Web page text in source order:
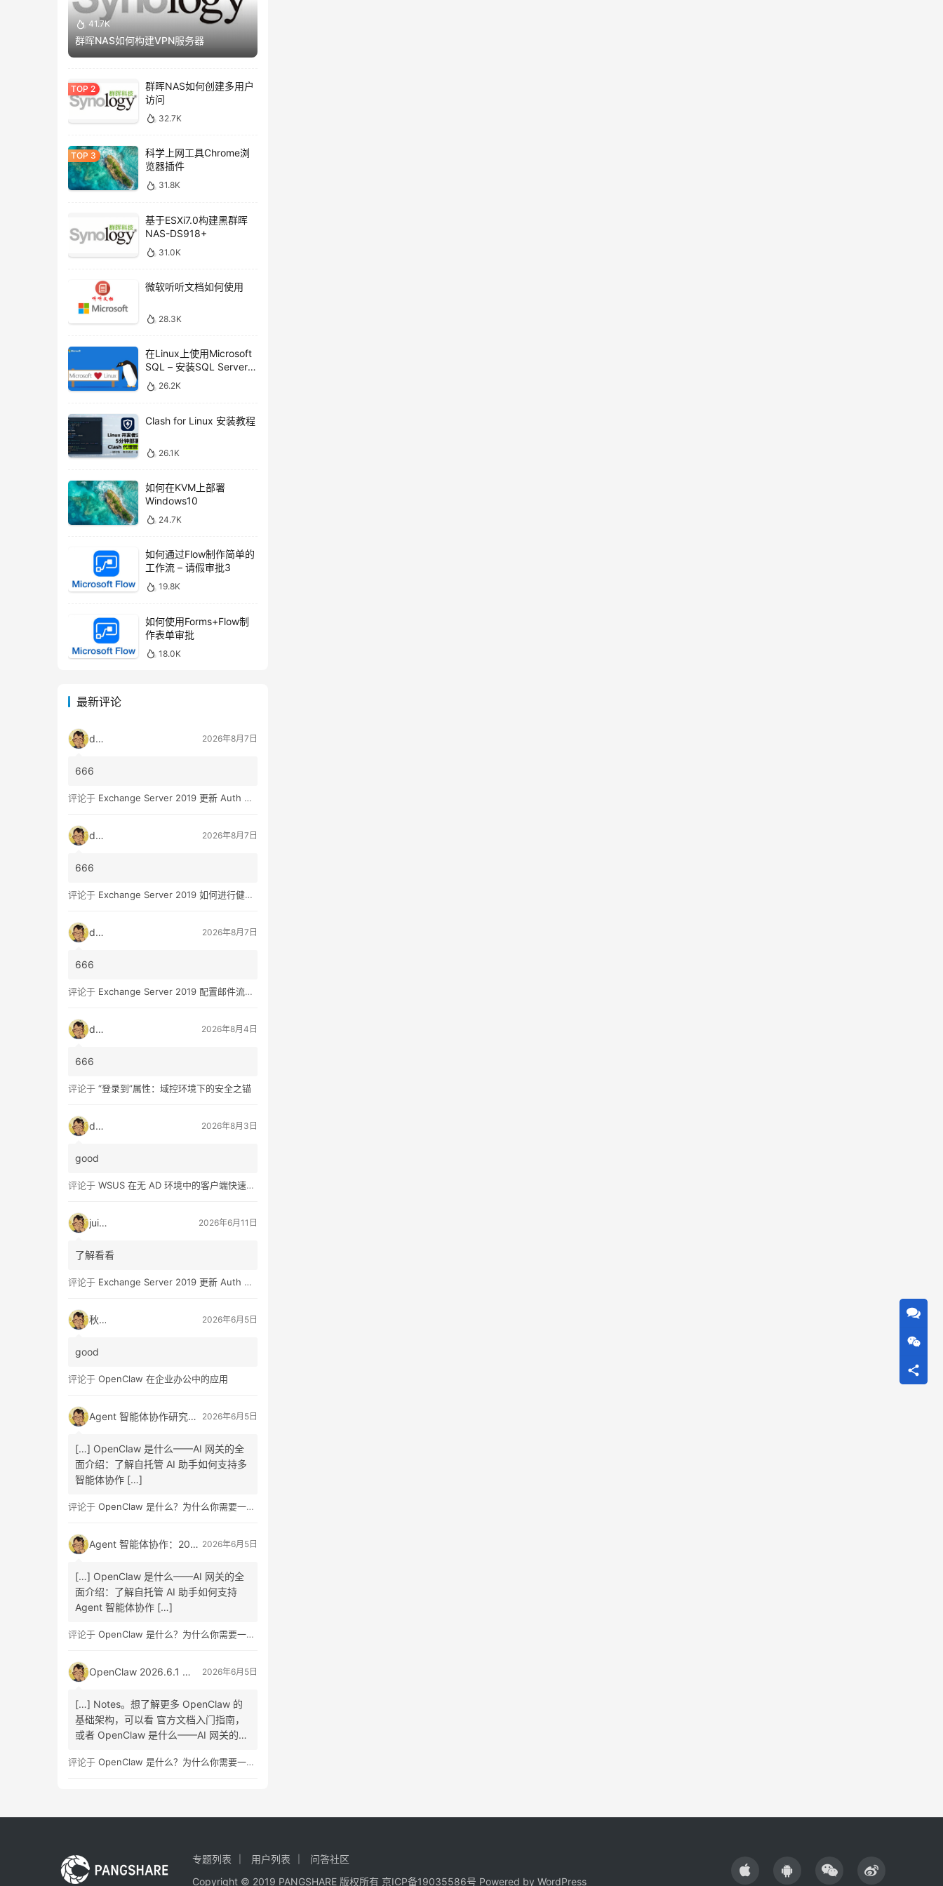
41.7K
群晖NAS如何构建VPN服务器
群晖NAS如何创建多用户
访问
32.7K
科学上网工具Chrome浏
览器插件
31.8K
基于ESXi7.0构建黑群晖
NAS-DS918+
31.0K
微软听听文档如何使用
28.3K
在Linux上使用Microsoft
SQL – 安装SQL Server命
令行工具
26.2K
Clash for Linux 安装教程
26.1K
如何在KVM上部署
Windows10
24.7K
如何通过Flow制作简单的
工作流 – 请假审批3
19.8K
如何使用Forms+Flow制
作表单审批
18.0K
最新评论
dala 2026年8月7日
666
评论于 Exchange Server 2019 更新 Auth Certificate 证书
dala 2026年8月7日
666
评论于 Exchange Server 2019 如何进行健康检查
dala 2026年8月7日
666
评论于 Exchange Server 2019 配置邮件流和客户端访问 – 2
dala 2026年8月4日
666
评论于 “登录到”属性：域控环境下的安全之锚
dala 2026年8月3日
good
评论于 WSUS 在无 AD 环境中的客户端快速配置指南
juice 2026年6月11日
了解看看
评论于 Exchange Server 2019 更新 Auth Certificate 证书
秋日 2026年6月5日
good
评论于 OpenClaw 在企业办公中的应用
Agent 智能体协作研究报告发布：A2A 协议架构设计、信任机制原理、商业链路重构路径与企业组织变革全面解读指南 2026年6月5日
[…] OpenClaw 是什么——AI 网关的全
面介绍：了解自托管 AI 助手如何支持多
智能体协作 […]
评论于 OpenClaw 是什么？为什么你需要一个自托管的 AI 助手？
Agent 智能体协作：2026 最新研究报告发布，A2A 协议、信任机制、商业重构与组织变革全面解读 2026年6月5日
[…] OpenClaw 是什么——AI 网关的全
面介绍：了解自托管 AI 助手如何支持
Agent 智能体协作 […]
评论于 OpenClaw 是什么？为什么你需要一个自托管的 AI 助手？
OpenClaw 2026.6.1 正式版发布：Skill Workshop 与 SQLite 升级指南 2026年6月5日
[…] Notes。想了解更多 OpenClaw 的
基础架构，可以看 官方文档入门指南，
或者 OpenClaw 是什么——AI 网关的全
评论于 OpenClaw 是什么？为什么你需要一个自托管的 AI 助手？
专题列表 用户列表
问答社区
Copyright © 2019 PANGSHARE 版权所有 京ICP备19035586号 Powered by WordPress